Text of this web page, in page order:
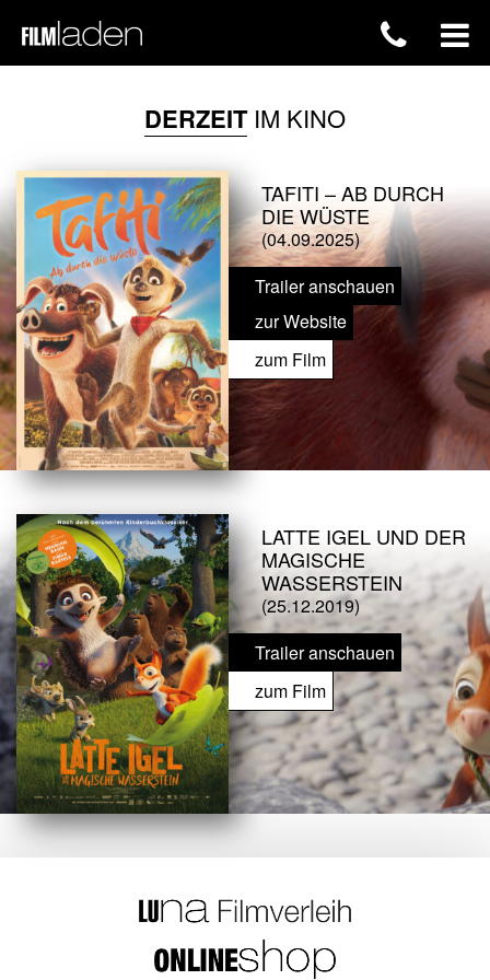
DERZEITIM KINO
TAFITI – AB DURCH
DIE WÜSTE
(04.09.2025)
Trailer anschauen
zur Website
zum Film
LATTE IGEL UND DER
MAGISCHE
WASSERSTEIN
(25.12.2019)
Trailer anschauen
zum Film